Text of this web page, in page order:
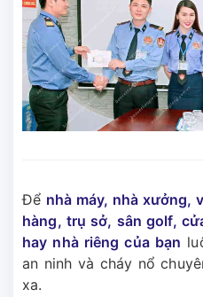
Để nhà máy, nhà xưởng,
hàng, trụ sở, sân golf,
hay nhà riêng của bạn
an ninh và cháy nổ
xa.